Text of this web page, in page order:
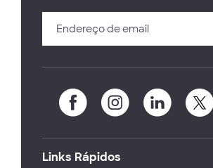
Links Rápidos